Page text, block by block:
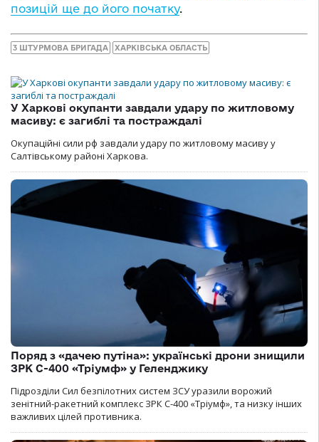
позицій ще до його початку.
3 ШТУРМОВА БРИГАДА ХАРКІВСЬКА ОБЛАСТЬ
У Харкові окупанти завдали удару по житловому
масиву: є загиблі та постраждалі
Окупаційні сили рф завдали удару по житловому масиву у
Салтівському районі Харкова.
Поряд з «дачею путіна»: українські дрони знищили
ЗРК С-400 «Тріумф» у Геленджику
Підрозділи Сил безпілотних систем ЗСУ уразили ворожий
зенітний-ракетний комплекс ЗРК С-400 «Тріумф», та низку інших
важливих цілей противника.